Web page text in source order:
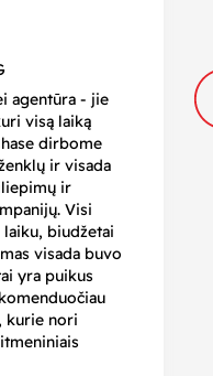
agentūra - jie
visą laiką
dirbome
ir visada
ir
Visi
biudžetai
visada buvo
yra puikus
kurie nori
ir